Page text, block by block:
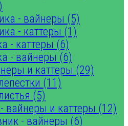
- вайнеры (5)
- каттеры (1)
- каттеры (6)
- вайнеры (6)
и каттеры (29)
(11)
(5)
вайнеры и каттеры (12)
- вайнеры (6)